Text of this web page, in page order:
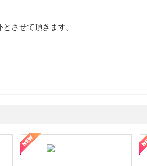
させて頂きます。
で女性の美を応援しています